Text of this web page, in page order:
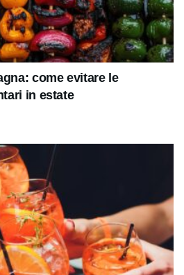
come evitare le
in estate